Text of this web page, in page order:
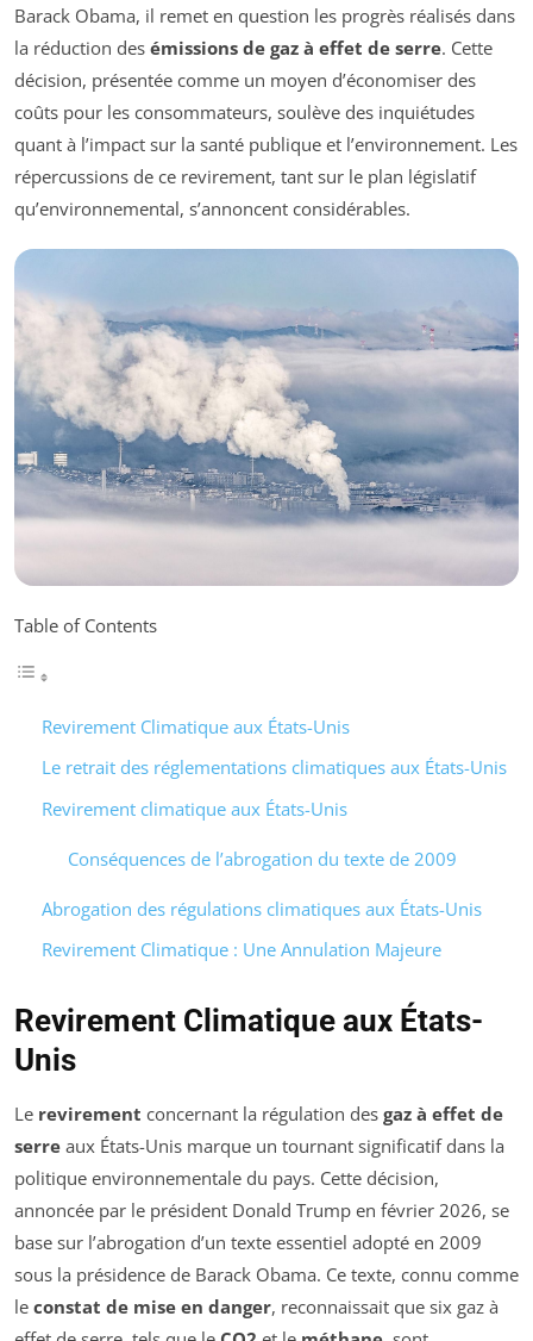
Barack Obama, il remet en question les progrès réalisés dans
la réduction des émissions de gaz à effet de serre. Cette
décision, présentée comme un moyen d’économiser des
coûts pour les consommateurs, soulève des inquiétudes
quant à l’impact sur la santé publique et l’environnement. Les
répercussions de ce revirement, tant sur le plan législatif
qu’environnemental, s’annoncent considérables.
Table of Contents
Revirement Climatique aux États-Unis
Le retrait des réglementations climatiques aux États-Unis
Revirement climatique aux États-Unis
Conséquences de l’abrogation du texte de 2009
Abrogation des régulations climatiques aux États-Unis
Revirement Climatique : Une Annulation Majeure
Revirement Climatique aux États-
Unis
Le revirement concernant la régulation des gaz à effet de
serre aux États-Unis marque un tournant significatif dans la
politique environnementale du pays. Cette décision,
annoncée par le président Donald Trump en février 2026, se
base sur l’abrogation d’un texte essentiel adopté en 2009
sous la présidence de Barack Obama. Ce texte, connu comme
le constat de mise en danger, reconnaissait que six gaz à